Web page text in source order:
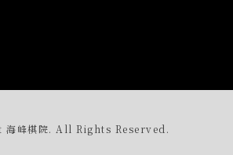
峰棋院. All Rights Reserved.